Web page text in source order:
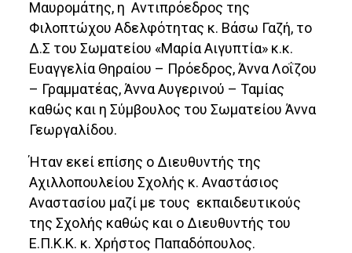
Μαυρομάτης, η Αντιπρόεδρος της
Φιλοπτώχου Αδελφότητας κ. Βάσω Γαζή, το
Δ.Σ του Σωματείου «Μαρία Αιγυπτία» κ.κ.
Ευαγγελία Θηραίου – Πρόεδρος, Άννα Λοΐζου
– Γραμματέας, Άννα Αυγερινού – Ταμίας
καθώς και η Σύμβουλος του Σωματείου Άννα
Γεωργαλίδου.
Ήταν εκεί επίσης ο Διευθυντής της
Αχιλλοπουλείου Σχολής κ. Αναστάσιος
Αναστασίου μαζί με τους εκπαιδευτικούς
της Σχολής καθώς και ο Διευθυντής του
Ε.Π.Κ.Κ. κ. Χρήστος Παπαδόπουλος.